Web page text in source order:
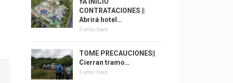
CONTRATACIONES ||
Abrirá hotel…
5 años hace
TOME PRECAUCIONES||
Cierran tramo…
5 años hace